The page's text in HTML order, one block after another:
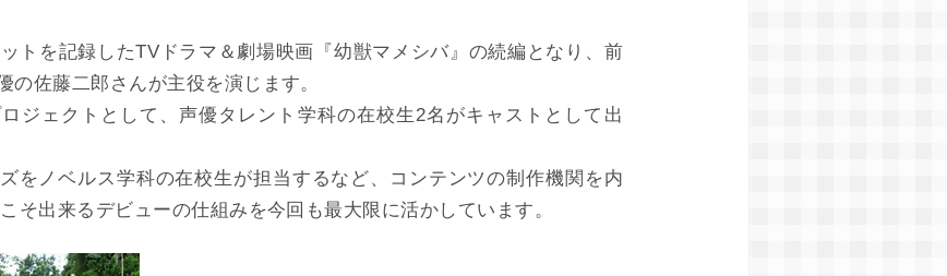
トを記録したTVドラマ＆劇場映画『幼獣マメシバ』の続編となり、前
の佐藤二郎さんが主役を演じます。
ジェクトとして、声優タレント学科の在校生2名がキャストとして出
をノベルス学科の在校生が担当するなど、コンテンツの制作機関を内
そ出来るデビューの仕組みを今回も最大限に活かしています。